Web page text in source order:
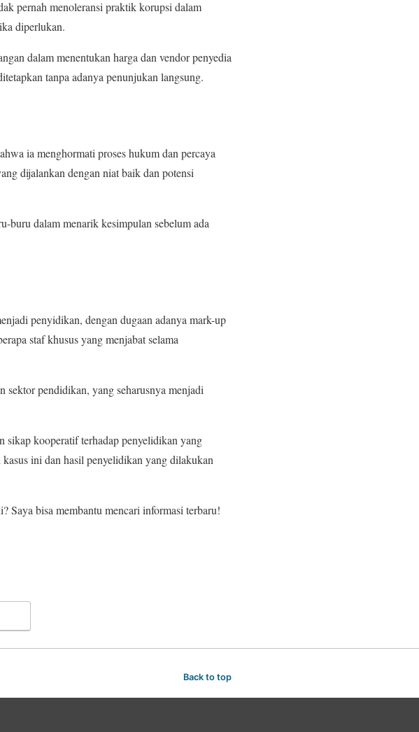
pernah menoleransi praktik korupsi dalam
diperlukan.
dalam menentukan harga dan vendor penyedia
tanpa adanya penunjukan langsung.
ia menghormati proses hukum dan percaya
dijalankan dengan niat baik dan potensi
buru dalam menarik kesimpulan sebelum ada
penyidikan, dengan dugaan adanya mark-up
staf khusus yang menjabat selama
sektor pendidikan, yang seharusnya menjadi
sikap kooperatif terhadap penyelidikan yang
ini dan hasil penyelidikan yang dilakukan
Saya bisa membantu mencari informasi terbaru!
Back to top